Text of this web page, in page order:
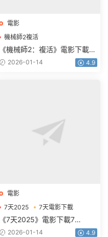
電影
機械師2複活
機械師2複活電影下載
《機械師2：複活》電影下載
1080p.BD中英雙字
2026-01-14 4.9
電影
7天2025
7天電影下載
《7天2025》電影下載7
天.2160p.HD國語中字
2026-01-14 4.9